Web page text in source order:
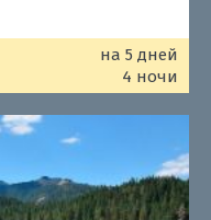
на 5 дней
4 ночи